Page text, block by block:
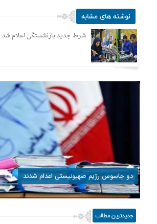
نوشته های مشابه
شرط جدید بازنشستگی اعلام شد
دو جاسوس رژیم صهیونیستی اعدام شدند
جدیدترین مطالب